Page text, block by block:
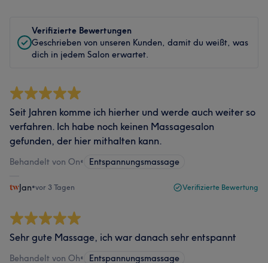
Verifizierte Bewertungen
Geschrieben von unseren Kunden, damit du weißt, was
dich in jedem Salon erwartet.
Seit Jahren komme ich hierher und werde auch weiter so
verfahren. Ich habe noch keinen Massagesalon
gefunden, der hier mithalten kann.
Behandelt von On• Entspannungsmassage
Jan•vor 3 Tagen Verifizierte Bewertung
Sehr gute Massage, ich war danach sehr entspannt
Behandelt von Oh• Entspannungsmassage